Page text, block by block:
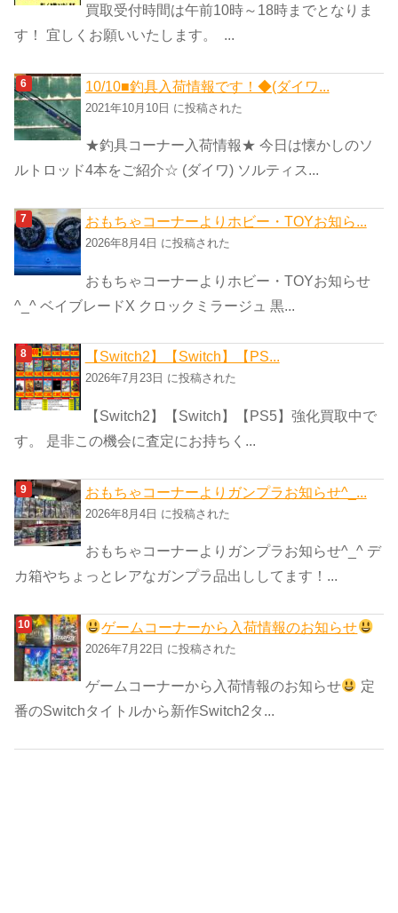
買取受付時間は午前10時～18時までとなりま
す！ 宜しくお願いいたします。 ...
10/10■釣具入荷情報です！◆(ダイワ...
2021年10月10日 に投稿された
★釣具コーナー入荷情報★ 今日は懐かしのソ
ルトロッド4本をご紹介☆ (ダイワ) ソルティス...
おもちゃコーナーよりホビー・TOYお知ら...
2026年8月4日 に投稿された
おもちゃコーナーよりホビー・TOYお知らせ
^_^ ベイブレードX クロックミラージュ 黒...
【Switch2】【Switch】【PS...
2026年7月23日 に投稿された
【Switch2】【Switch】【PS5】強化買取中で
す。 是非この機会に査定にお持ちく...
おもちゃコーナーよりガンプラお知らせ^_...
2026年8月4日 に投稿された
おもちゃコーナーよりガンプラお知らせ^_^ デ
カ箱やちょっとレアなガンプラ品出ししてます！...
ゲームコーナーから入荷情報のお知らせ
2026年7月22日 に投稿された
ゲームコーナーから入荷情報のお知らせ
定
番のSwitchタイトルから新作Switch2タ...